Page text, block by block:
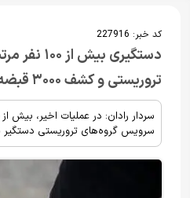
کد خبر: 227916
دستگیری بیش
تروریستی و کشف ۳۰۰۰ قبضه سلاح
سرویس گروه‌های تروریستی دستگیر